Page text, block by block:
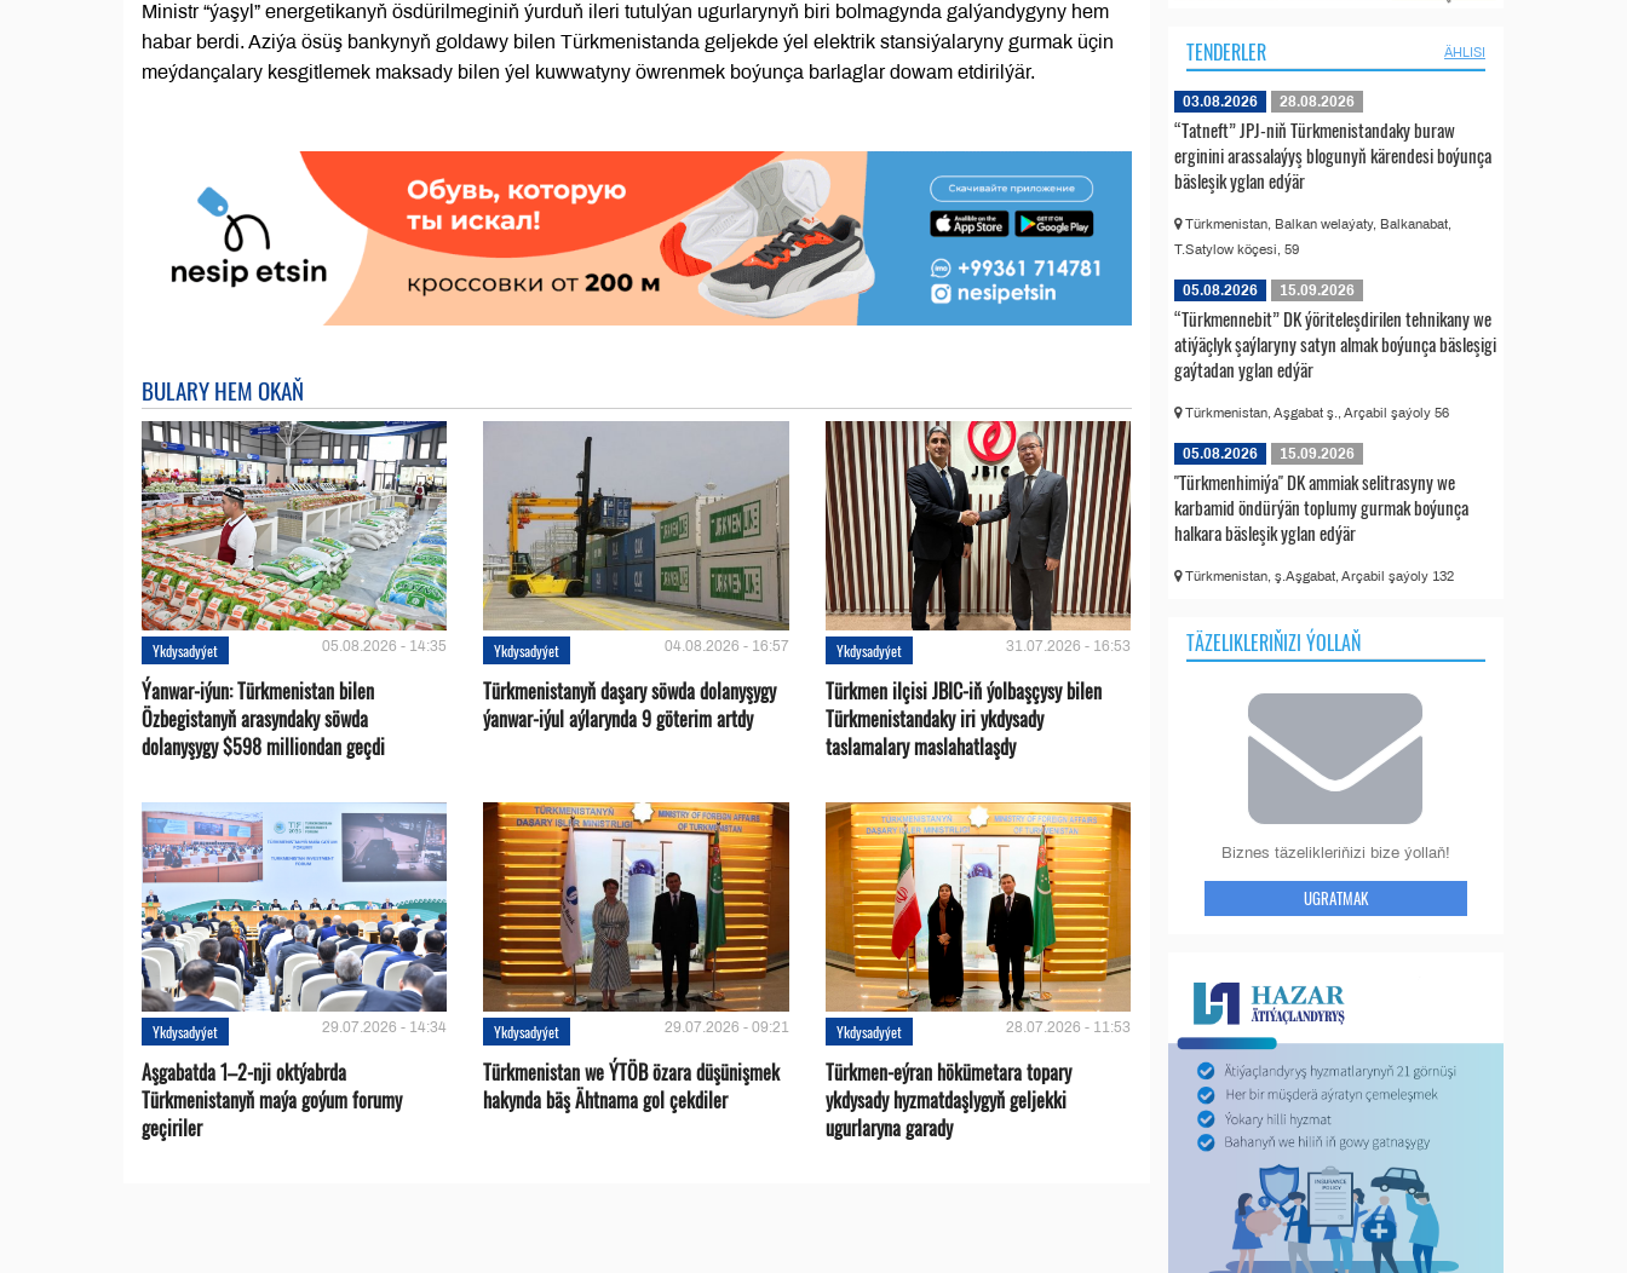
Ministr “ýaşyl” energetikanyň ösdürilmeginiň ýurduň ileri tutulýan ugurlarynyň biri bolmagynda galýandygyny hem
habar berdi. Aziýa ösüş bankynyň goldawy bilen Türkmenistanda geljekde ýel elektrik stansiýalaryny gurmak üçin
meýdançalary kesgitlemek maksady bilen ýel kuwwatyny öwrenmek boýunça barlaglar dowam etdirilýär.
BULARY HEM OKAŇ
Ykdysadyýet 05.08.2026 - 14:35
Ýanwar-iýun: Türkmenistan bilen
Özbegistanyň arasyndaky söwda
dolanyşygy $598 milliondan geçdi
Ykdysadyýet 04.08.2026 - 16:57
Türkmenistanyň daşary söwda dolanyşygy
ýanwar-iýul aýlarynda 9 göterim artdy
Ykdysadyýet 31.07.2026 - 16:53
Türkmen ilçisi JBIC-iň ýolbaşçysy bilen
Türkmenistandaky iri ykdysady
taslamalary maslahatlaşdy
Ykdysadyýet 29.07.2026 - 14:34
Aşgabatda 1–2-nji oktýabrda
Türkmenistanyň maýa goýum forumy
geçiriler
Ykdysadyýet 29.07.2026 - 09:21
Türkmenistan we ÝTÖB özara düşünişmek
hakynda bäş Ähtnama gol çekdiler
Ykdysadyýet 28.07.2026 - 11:53
Türkmen-eýran hökümetara topary
ykdysady hyzmatdaşlygyň geljekki
ugurlaryna garady
TENDERLER ÄHLISI
03.08.2026 28.08.2026
“Tatneft” JPJ-niň Türkmenistandaky buraw
erginini arassalaýyş blogunyň kärendesi boýunça
bäsleşik yglan edýär
Türkmenistan, Balkan welaýaty, Balkanabat,
T.Satylow köçesi, 59
05.08.2026 15.09.2026
“Türkmennebit” DK ýöriteleşdirilen tehnikany we
atiýäçlyk şaýlaryny satyn almak boýunça bäsleşigi
gaýtadan yglan edýär
Türkmenistan, Aşgabat ş., Arçabil şaýoly 56
05.08.2026 15.09.2026
"Türkmenhimiýa" DK ammiak selitrasyny we
karbamid öndürýän toplumy gurmak boýunça
halkara bäsleşik yglan edýär
Türkmenistan, ş.Aşgabat, Arçabil şaýoly 132
TÄZELIKLERIŇIZI ÝOLLAŇ
Biznes täzelikleriňizi bize ýollaň!
UGRATMAK